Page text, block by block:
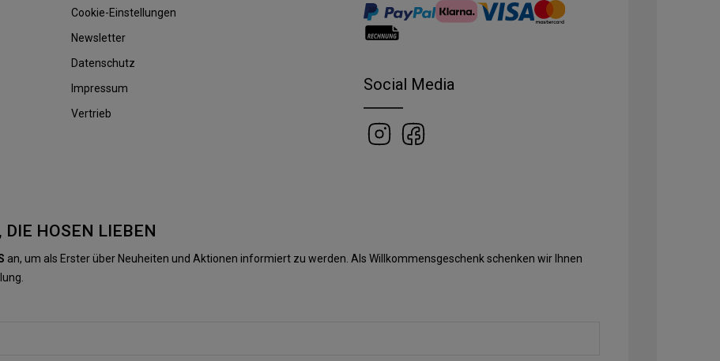
Cookie-Einstellungen
Newsletter
Datenschutz
Impressum
Vertrieb
Social Media
DIE HOSEN LIEBEN
an, um als Erster über Neuheiten und Aktionen informiert zu werden. Als Willkommensgeschenk schenken wir Ihnen